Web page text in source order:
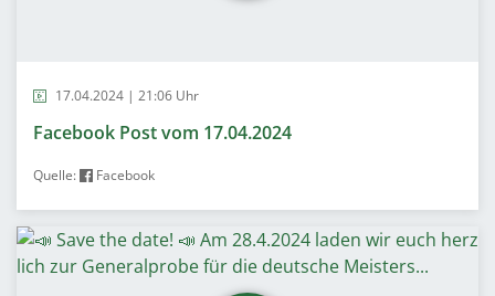
17.04.2024 | 21:06 Uhr
Facebook Post vom 17.04.2024
Quelle: Facebook